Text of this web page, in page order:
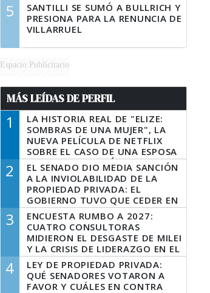
5
SANTILLI SE SUMÓ A BULLRICH Y
PRESIONA PARA LA RENUNCIA DE
VILLARRUEL
Espacio Publicitario
MÁS LEÍDAS DE PERFIL
1
LA HISTORIA REAL DE "ELIZE:
SOMBRAS DE UNA MUJER", LA
NUEVA PELÍCULA DE NETFLIX
SOBRE EL CASO DE UNA ESPOSA
QUE DESCUARTIZÓ A SU
MARIDO
2
EL SENADO DIO MEDIA SANCIÓN
A LA INVIOLABILIDAD DE LA
PROPIEDAD PRIVADA: EL
GOBIERNO TUVO QUE CEDER EN
LA LEY DEL MANEJO DEL FUEGO
3
ENCUESTA RUMBO A 2027:
CUATRO CONSULTORAS
MIDIERON EL DESGASTE DE MILEI
Y LA CRISIS DE LIDERAZGO EN EL
PERONISMO
4
LEY DE PROPIEDAD PRIVADA:
QUÉ SENADORES VOTARON A
FAVOR Y CUÁLES EN CONTRA